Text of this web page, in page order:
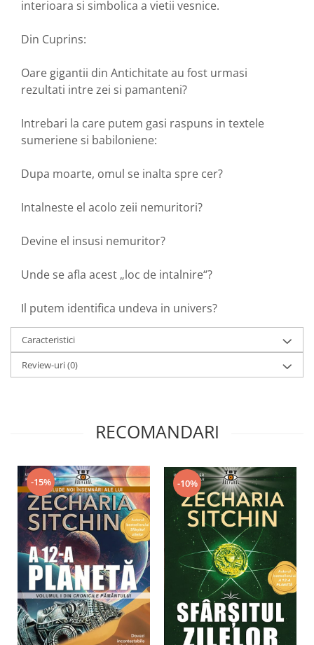
interioara si simbolica a vietii vesnice.
Din Cuprins:
Oare gigantii din Antichitate au fost urmasi
rezultati intre zei si pamanteni?
Intrebari la care putem gasi raspuns in textele
sumeriene si babiloniene:
Dupa moarte, omul se inalta spre cer?
Intalneste el acolo zeii nemuritori?
Devine el insusi nemuritor?
Unde se afla acest „loc de intalnire“?
Il putem identifica undeva in univers?
Caracteristici
Review-uri(0)
RECOMANDARI
-15% -10%